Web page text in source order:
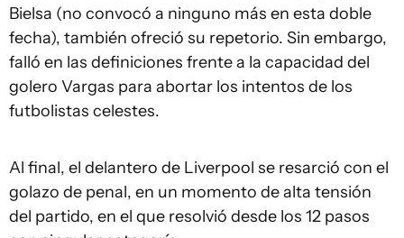
Bielsa (no convocó a ninguno más en esta doble
fecha), también ofreció su repetorio. Sin embargo,
falló en las definiciones frente a la capacidad del
golero Vargas para abortar los intentos de los
futbolistas celestes.
Al final, el delantero de Liverpool se resarció con el
golazo de penal, en un momento de alta tensión
del partido, en el que resolvió desde los 12 pasos